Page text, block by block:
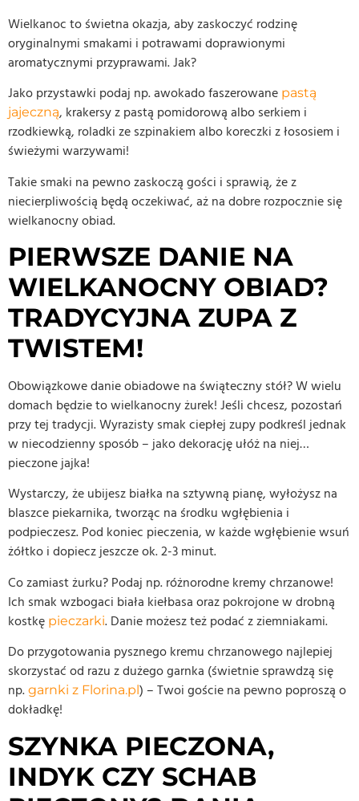
Wielkanoc to świetna okazja, aby zaskoczyć rodzinę
oryginalnymi smakami i potrawami doprawionymi
aromatycznymi przyprawami. Jak?
Jako przystawki podaj np. awokado faszerowane pastą
jajeczną, krakersy z pastą pomidorową albo serkiem i
rzodkiewką, roladki ze szpinakiem albo koreczki z łososiem i
świeżymi warzywami!
Takie smaki na pewno zaskoczą gości i sprawią, że z
niecierpliwością będą oczekiwać, aż na dobre rozpocznie się
wielkanocny obiad.
PIERWSZE DANIE NA
WIELKANOCNY OBIAD?
TRADYCYJNA ZUPA Z
TWISTEM!
Obowiązkowe danie obiadowe na świąteczny stół? W wielu
domach będzie to wielkanocny żurek! Jeśli chcesz, pozostań
przy tej tradycji. Wyrazisty smak ciepłej zupy podkreśl jednak
w niecodzienny sposób – jako dekorację ułóż na niej…
pieczone jajka!
Wystarczy, że ubijesz białka na sztywną pianę, wyłożysz na
blaszce piekarnika, tworząc na środku wgłębienia i
podpieczesz. Pod koniec pieczenia, w każde wgłębienie wsuń
żółtko i dopiecz jeszcze ok. 2-3 minut.
Co zamiast żurku? Podaj np. różnorodne kremy chrzanowe!
Ich smak wzbogaci biała kiełbasa oraz pokrojone w drobną
kostkę pieczarki. Danie możesz też podać z ziemniakami.
Do przygotowania pysznego kremu chrzanowego najlepiej
skorzystać od razu z dużego garnka (świetnie sprawdzą się
np. garnki z Florina.pl ) – Twoi goście na pewno poproszą o
dokładkę!
SZYNKA PIECZONA,
INDYK CZY SCHAB